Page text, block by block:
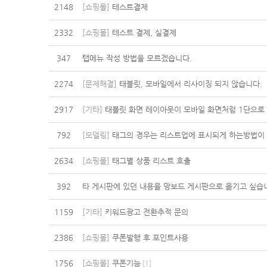
2148 [쇼핑몰] 테스트결제
2332 [쇼핑몰] 테스트 결제, 실결제
347 탭메뉴 작성 방법을 모르겠습니다.
2274 [문제해결] 태블릿, 모바일에서 리사이징 되지 않습니다.
2917 [기타] 태블릿 화면 레이아웃이 모바일 화면처럼 1단으로
792 [모델링] 태그의 경우는 리스트업에 표시되게 하는방법이
2634 [쇼핑몰] 태그별 상품 리스트 호출
392 타 게시판에 있던 내용을 망보드 게시판으로 옮기고 싶습
1159 [기타] 키워드광고 전환추적 문의
2386 [쇼핑몰] 쿠폰발행 후 포인트사용
1756 [쇼핑몰] 쿠폰기능 [1 ]